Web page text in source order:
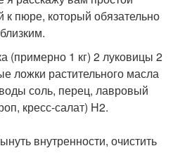
к пюре, который обязательно
(примерно 1 кг) 2 луковицы 2
ложки растительного масла
соль, перец, лавровый
кресс-салат) H2.
внутренности, очистить